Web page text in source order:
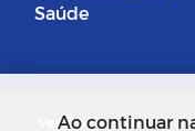
Saúde
Versão do Sistema:
Ao continuar